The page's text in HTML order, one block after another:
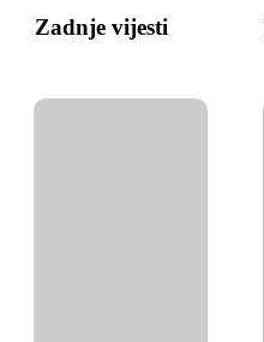
Zadnje vijesti